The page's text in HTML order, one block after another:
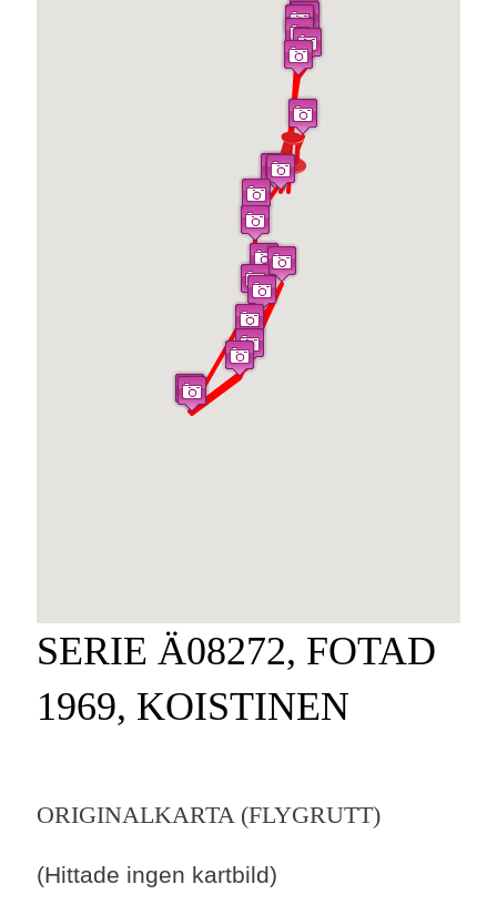
SERIE Ä08272, FOTAD
1969, KOISTINEN
ORIGINALKARTA (FLYGRUTT)
(Hittade ingen kartbild)